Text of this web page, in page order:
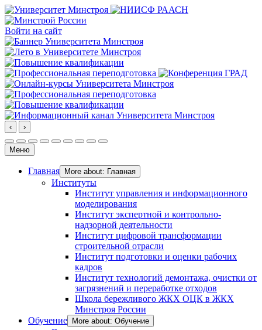
Войти на сайт
‹ ›
Меню
Главная More about: Главная
Институты
Институт управления и информационного
моделирования
Институт экспертной и контрольно-
надзорной деятельности
Институт цифровой трансформации
строительной отрасли
Институт подготовки и оценки рабочих
кадров
Институт технологий демонтажа, очистки от
загрязнений и переработке отходов
Школа бережливого ЖКХ ОЦК в ЖКХ
Минстроя России
Обучение
More about: Обучение